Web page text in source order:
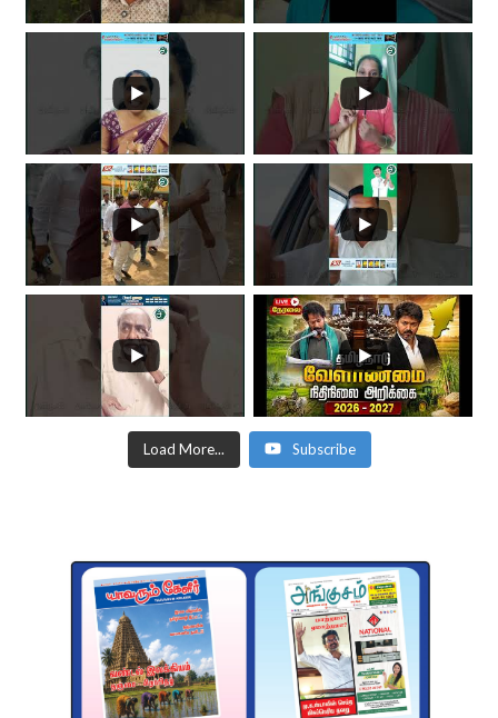
Load More... Subscribe